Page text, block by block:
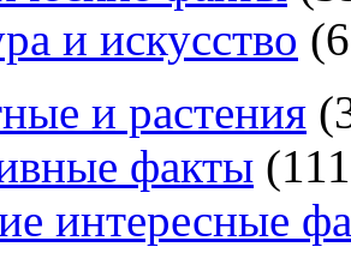
и искусство (
и растения (
факты (111
интересные